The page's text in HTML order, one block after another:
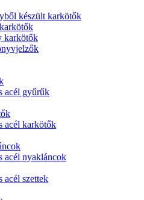
készült karkötők
karkötők
acél gyűrűk
acél karkötők
acél nyakláncok
acél szettek